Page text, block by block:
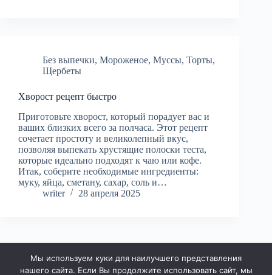
Без выпечки, Мороженое, Муссы, Торты,
Щербеты
Хворост рецепт быстро
Приготовьте хворост, который порадует вас и
ваших близких всего за полчаса. Этот рецепт
сочетает простоту и великолепный вкус,
позволяя выпекать хрустящие полоски теста,
которые идеально подходят к чаю или кофе.
Итак, соберите необходимые ингредиенты:
муку, яйца, сметану, сахар, соль и…
writer
28 апреля 2025
Мы используем куки для наилучшего представления
нашего сайта. Если Вы продолжите использовать сайт, мы